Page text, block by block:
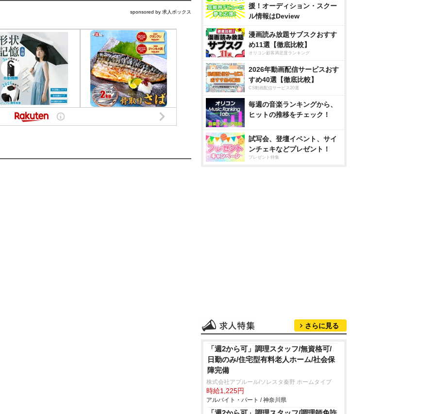
sponsored by 求人ボックス
援！オーディション・スクー
ル情報はDeview
漫画読み放題サブスクおすす
め11選【徹底比較】
オリコン顧客満足度ランキング
2026年動画配信サービスおす
すめ40選【徹底比較】
CS動画配信サービス20選
毎週の音楽ランキングから、
ヒットの推移をチェック！
試写会、登壇イベント、サイ
ンチェキなどプレゼント！
プレゼント特集
さらに見る
「週2から可」調理スタッフ/無資格可/
日勤のみ/住宅型有料老人ホーム/社会保
障完備
株式会社アプルール/ソレスタ秦野 ホームタイプ
時給1,225円
アルバイト・パート / 神奈川県